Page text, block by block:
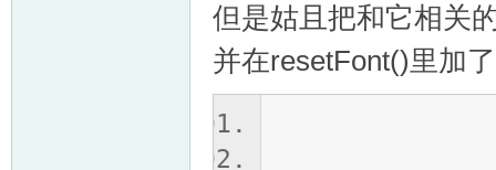
但是姑且把和它相关
并在resetFont()里加了